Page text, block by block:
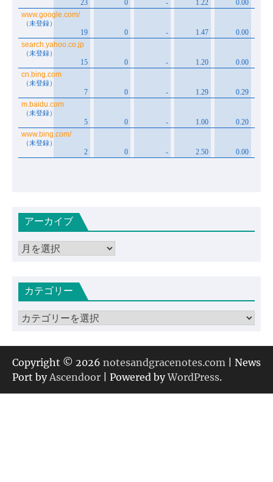
アーカイブ
ア
イカテゴリー
カ
ゴ
リ
ー
Copyright © 2026 notesandgracenotes.com | News
Port byAscendoor | Powered byWordPress.